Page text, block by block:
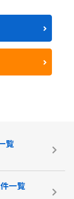
覧
一覧